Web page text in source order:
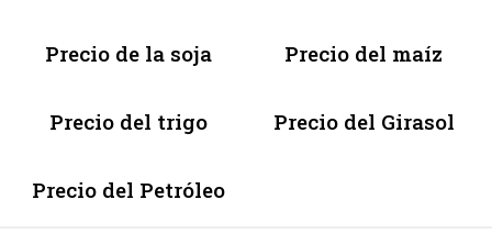
Precio de la soja Precio del maíz
Precio del trigo Precio del Girasol
Precio del Petróleo